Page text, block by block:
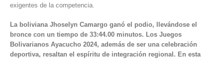
exigentes de la competencia.
La boliviana Jhoselyn Camargo ganó el podio, llevándose el
bronce con un tiempo de 33:44.00 minutos. Los Juegos
Bolivarianos Ayacucho 2024, además de ser una celebración
deportiva, resaltan el espíritu de integración regional. En esta